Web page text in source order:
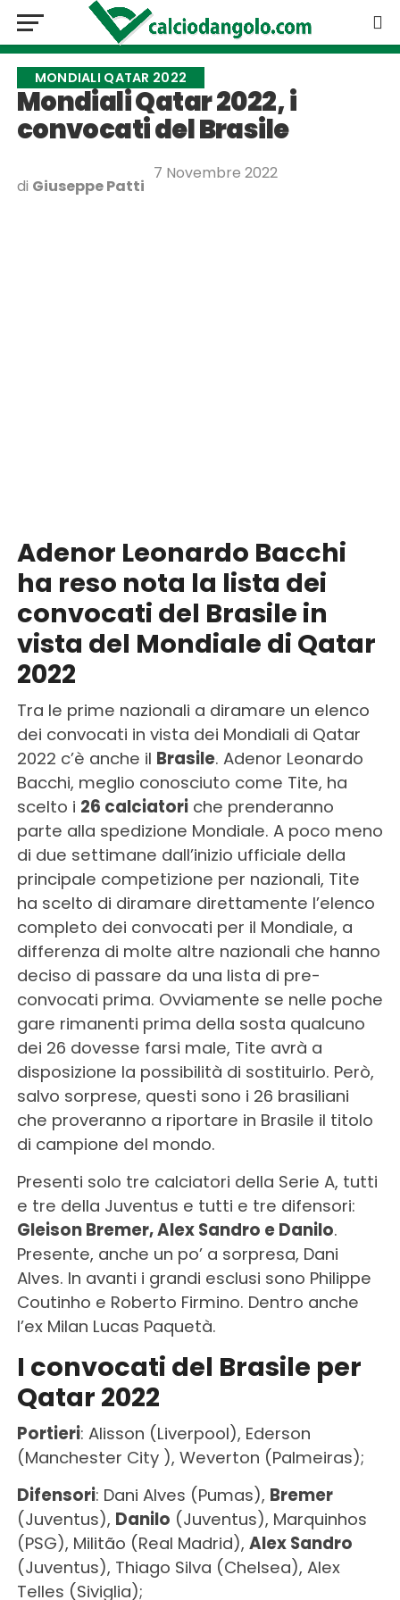
MONDIALI QATAR 2022
Mondiali Qatar 2022, i
convocati del Brasile
di Giuseppe Patti
7 Novembre 2022
Adenor Leonardo Bacchi
ha reso nota la lista dei
convocati del Brasile in
vista del Mondiale di Qatar
2022
Tra le prime nazionali a diramare un elenco
dei convocati in vista dei Mondiali di Qatar
2022 c’è anche il Brasile. Adenor Leonardo
Bacchi, meglio conosciuto come Tite, ha
scelto i 26 calciatoriche prenderanno
parte alla spedizione Mondiale. A poco meno
di due settimane dall’inizio ufficiale della
principale competizione per nazionali, Tite
ha scelto di diramare direttamente l’elenco
completo dei convocati per il Mondiale, a
differenza di molte altre nazionali che hanno
deciso di passare da una lista di pre-
convocati prima. Ovviamente se nelle poche
gare rimanenti prima della sosta qualcuno
dei 26 dovesse farsi male, Tite avrà a
disposizione la possibilità di sostituirlo. Però,
salvo sorprese, questi sono i 26 brasiliani
che proveranno a riportare in Brasile il titolo
di campione del mondo.
Presenti solo tre calciatori della Serie A, tutti
e tre della Juventus e tutti e tre difensori:
Gleison Bremer, Alex Sandro e Danilo.
Presente, anche un po’ a sorpresa, Dani
Alves. In avanti i grandi esclusi sono Philippe
Coutinho e Roberto Firmino. Dentro anche
l’ex Milan Lucas Paquetà.
I convocati del Brasile per
Qatar 2022
Portieri: Alisson (Liverpool), Ederson
(Manchester City ), Weverton (Palmeiras);
Difensori: Dani Alves (Pumas), Bremer
(Juventus), Danilo (Juventus), Marquinhos
(PSG), Militão (Real Madrid), Alex Sandro
(Juventus), Thiago Silva (Chelsea), Alex
Telles (Siviglia);